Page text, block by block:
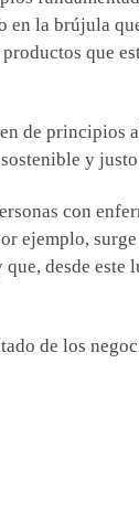
en la brújula
que
de principios
y
con
ejemplo,
desde este
de los